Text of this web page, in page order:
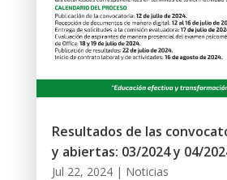
Resultados de las
y abiertas: 03/2024 y 04/
Jul 22, 2024| Noticias